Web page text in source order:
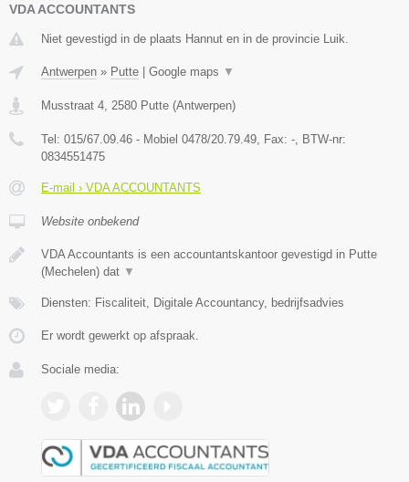
VDA ACCOUNTANTS
Niet gevestigd in de plaats Hannut en in de provincie Luik.
Antwerpen » Putte | Google maps ▼
Musstraat 4 2580 Putte (Antwerpen)
Tel: 015/67.09.46 - Mobiel 0478/20.79.49 , Fax: - , BTW-nr:
0834551475
E-mail › VDA ACCOUNTANTS
Website onbekend
VDA Accountants is een accountantskantoor gevestigd in Putte
(Mechelen) dat ▼
Diensten: Fiscaliteit, Digitale Accountancy, bedrijfsadvies
Er wordt gewerkt op afspraak.
Sociale media: